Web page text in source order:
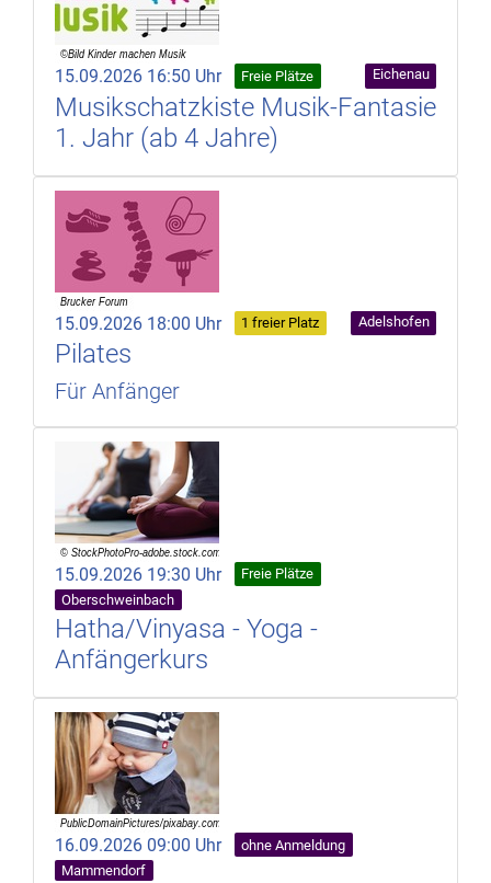
15.09.2026 16:50 Uhr Freie Plätze Eichenau
Musikschatzkiste Musik-Fantasie
1. Jahr (ab 4 Jahre)
15.09.2026 18:00 Uhr 1 freier Platz Adelshofen
Pilates
Für Anfänger
15.09.2026 19:30 Uhr
Freie Plätze
Oberschweinbach
Hatha/Vinyasa - Yoga -
Anfängerkurs
16.09.2026 09:00 Uhr
ohne Anmeldung
Mammendorf